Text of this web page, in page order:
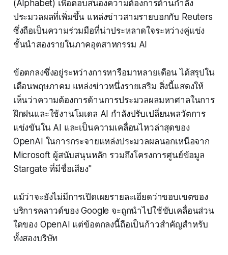
(Alphabet) เพื่อตอบสนองความต้องการด้านกำลัง
ประมวลผลที่เพิ่มขึ้น แหล่งข่าวสามรายบอกกับ Reuters
ซึ่งถือเป็นความร่วมมือที่น่าประหลาดใจระหว่างคู่แข่ง
ชั้นนำสองรายในภาคอุตสาหกรรม AI
ข้อตกลงซึ่งอยู่ระหว่างการหารือมาหลายเดือน ได้สรุปใน
เดือนพฤษภาคม แหล่งข่าวหนึ่งรายเสริม สิ่งนี้แสดงให้
เห็นว่าความต้องการด้านการประมวลผลมหาศาลในการ
ฝึกฝนและใช้งานโมเดล AI กำลังปรับเปลี่ยนพลวัตการ
แข่งขันใน AI และเป็นความเคลื่อนไหวล่าสุดของ
OpenAI ในการกระจายแหล่งประมวลผลนอกเหนือจาก
Microsoft ผู้สนับสนุนหลัก รวมถึงโครงการศูนย์ข้อมูล
Stargate ที่มีชื่อเสียง"
แม้ว่าจะยังไม่มีการเปิดเผยรายละเอียดว่าขอบเขตของ
บริการคลาวด์ของ Google จะถูกนำไปใช้ขับเคลื่อนส่วน
ใดของ OpenAI แต่ข้อตกลงนี้ถือเป็นก้าวสำคัญสำหรับ
ทั้งสองบริษัท